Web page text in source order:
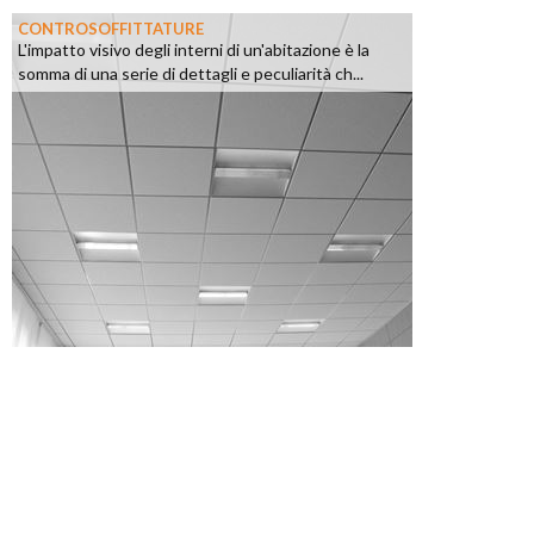
CONTROSOFFITTATURE
L'impatto visivo degli interni di un'abitazione è la
somma di una serie di dettagli e peculiarità ch...